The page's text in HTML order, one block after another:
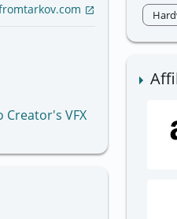
open_in_new
VFX